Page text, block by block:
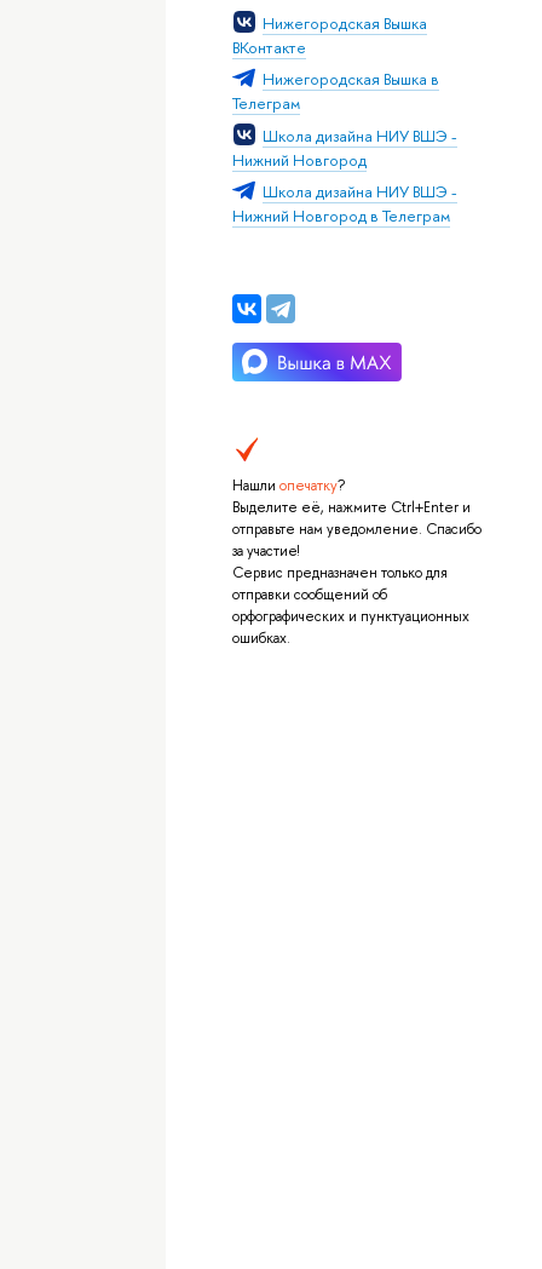
Нижегородская Вышка
ВКонтакте
Нижегородская Вышка в
Телеграм
Школа дизайна НИУ ВШЭ -
Нижний Новгород
Школа дизайна НИУ ВШЭ -
Нижний Новгород в Телеграм
Нашли опечатку?
Выделите её, нажмите Ctrl+Enter и
отправьте нам уведомление. Спасибо
за участие!
Сервис предназначен только для
отправки сообщений об
орфографических и пунктуационных
ошибках.